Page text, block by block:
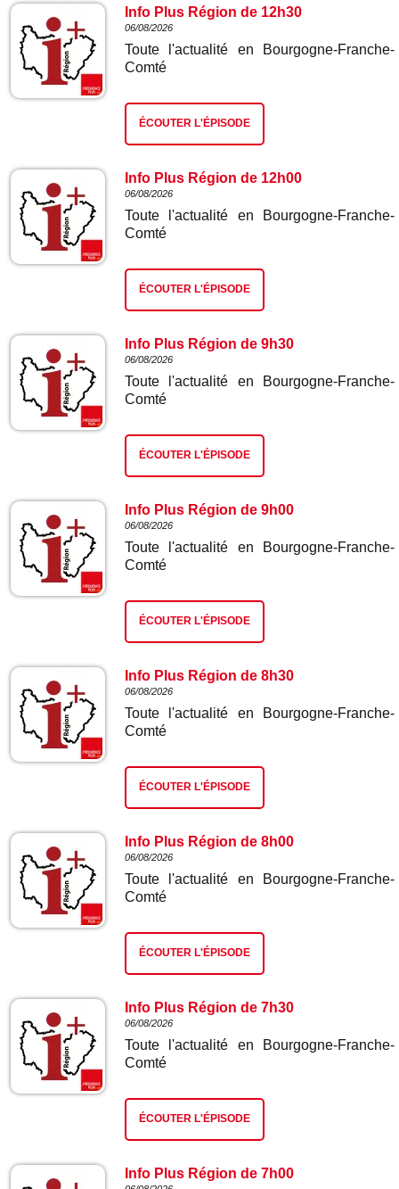
Info Plus Région de 12h30
06/08/2026
Toute l'actualité en Bourgogne-Franche-
Comté
ÉCOUTER L'ÉPISODE
Info Plus Région de 12h00
06/08/2026
Toute l'actualité en Bourgogne-Franche-
Comté
ÉCOUTER L'ÉPISODE
Info Plus Région de 9h30
06/08/2026
Toute l'actualité en Bourgogne-Franche-
Comté
ÉCOUTER L'ÉPISODE
Info Plus Région de 9h00
06/08/2026
Toute l'actualité en Bourgogne-Franche-
Comté
ÉCOUTER L'ÉPISODE
Info Plus Région de 8h30
06/08/2026
Toute l'actualité en Bourgogne-Franche-
Comté
ÉCOUTER L'ÉPISODE
Info Plus Région de 8h00
06/08/2026
Toute l'actualité en Bourgogne-Franche-
Comté
ÉCOUTER L'ÉPISODE
Info Plus Région de 7h30
06/08/2026
Toute l'actualité en Bourgogne-Franche-
Comté
ÉCOUTER L'ÉPISODE
Info Plus Région de 7h00